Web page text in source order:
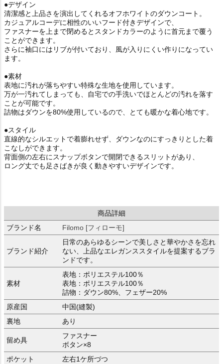
●デザイン
清潔感と上品さを演出してくれるオフホワイトのダウンコート。
カジュアルコーデに相性のいいフード付きデザインで、
ファスナーを上まで閉めるとスタンドカラーのように首元まで覆う
ことができます。
さらに袖口にはリブが付いており、風が入りにくい作りになってい
ます。
●素材
表地に汚れが落ちやすい特殊な生地を使用しています。
万が一汚れてしまっても、自宅での手洗いでほとんどの汚れを落す
ことが可能です。
詰物はダウンを80%使用しているので、とても暖かな着心地です。
●スタイル
直線的なシルエットで着膨れせず、ダウンなのにすっきりとした着
こなしができます。
背面側の左右にスナップボタンで開閉できるスリットがあり、
ロング丈でも足さばきが良く動きやすいデザインです。
商品詳細
ブランド名
Filomo [フィローモ]
ブランド紹介
日常のあらゆるシーンで美しさと華やかさを忘れ
ない、上品なエレガンススタイルを提案するブラ
ンドです。
素材
表地：ポリエステル100％
表地：ポリエステル100％
詰物：ダウン80%、フェザー20%
原産国
中国(縫製)
裏地
あり
留め具
ファスナー
ボタン×8
ポケット
左右1ケ所づつ